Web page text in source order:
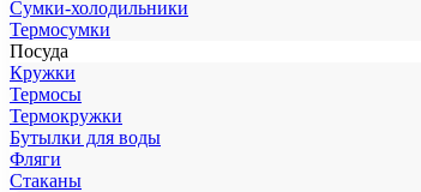
Сумки-холодильники
Термосумки
Посуда
Кружки
Термосы
Термокружки
Бутылки для воды
Фляги
Стаканы